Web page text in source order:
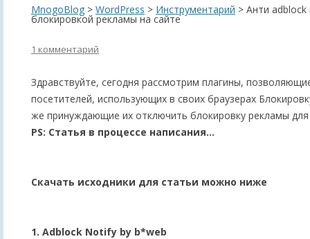
MnogoBlog > WordPress > Инструментарий > Анти
блокировкой рекламы на сайте
1 комментарий
Здравствуйте, сегодня рассмотрим плагины,
посетителей, использующих в своих браузерах
же принуждающие их отключить блокировку рекламы
PS: Статья в процессе написания…
Скачать исходники для статьи можно ниже
1. Adblock Notify by b*web